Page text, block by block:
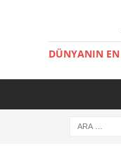
DÜNYANIN